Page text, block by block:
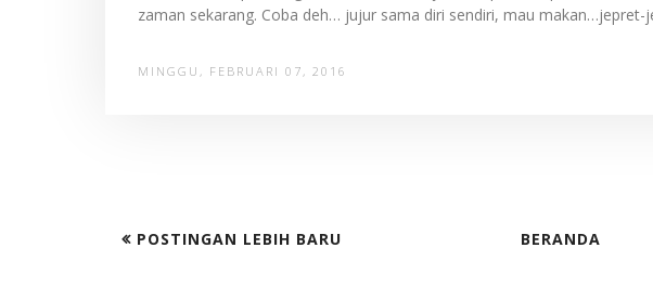
zaman sekarang. Coba deh… jujur sama diri sendiri, mau makan…jepret-
MINGGU, FEBRUARI 07, 2016
POSTINGAN LEBIH BARU BERANDA